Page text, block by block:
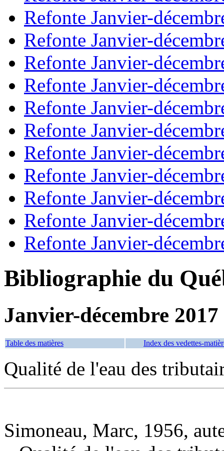
Refonte Janvier-
Refonte Janvier-
Refonte Janvier-
Refonte Janvier-
Refonte Janvier-
Refonte Janvier-
Refonte Janvier-
Refonte Janvier-
Refonte Janvier-
Refonte Janvier-
Refonte Janvier-
Bibliographie du
Janvier-décembre 2017
Table des matières Index des vedettes-
Qualité de l'eau des
Simoneau, Marc, 1956,